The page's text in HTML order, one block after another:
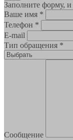
Заполните форму,
Ваше имя *
Телефон *
E-mail
Тип обращения *
Сообщение